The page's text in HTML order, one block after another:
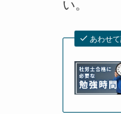
あわせ